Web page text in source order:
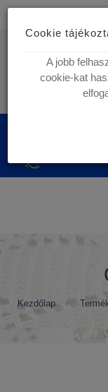
1 munkanapos
+36
Belépés
Kezdőlap
Cookie
A jobb
cookie-kat